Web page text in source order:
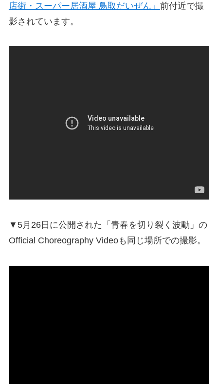
店街・スーパー居酒屋 鳥取だいぜん」 前付近で撮
影されています。
▼5月26日に公開された「青春を切り裂く波動」の
Official Choreography Videoも同じ場所での撮影。